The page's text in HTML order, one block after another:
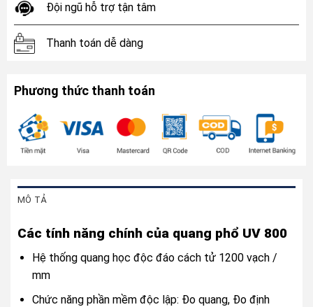
Đội ngũ hỗ trợ tận tâm
Thanh toán dễ dàng
Phương thức thanh toán
MÔ TẢ
Các tính năng chính của quang phổ UV 800
Hệ thống quang học độc đáo cách tử 1200 vạch /
mm
Chức năng phần mềm độc lập: Đo quang, Đo định